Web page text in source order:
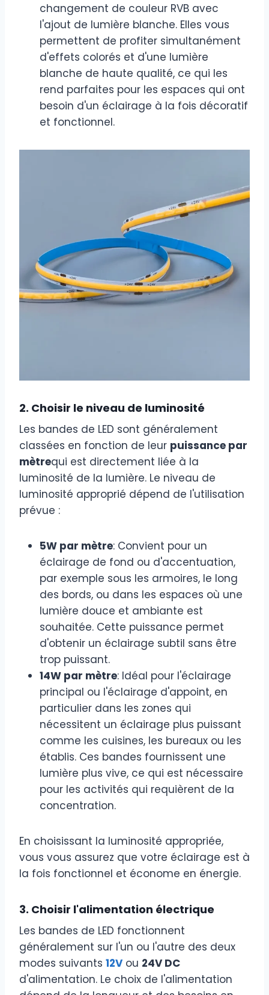
changement de couleur RVB avec
l'ajout de lumière blanche. Elles vous
permettent de profiter simultanément
d'effets colorés et d'une lumière
blanche de haute qualité, ce qui les
rend parfaites pour les espaces qui ont
besoin d'un éclairage à la fois décoratif
et fonctionnel.
2. Choisir le niveau de luminosité
Les bandes de LED sont généralement
classées en fonction de leur puissance par
mètrequi est directement liée à la
luminosité de la lumière. Le niveau de
luminosité approprié dépend de l'utilisation
prévue :
5W par mètre: Convient pour un
éclairage de fond ou d'accentuation,
par exemple sous les armoires, le long
des bords, ou dans les espaces où une
lumière douce et ambiante est
souhaitée. Cette puissance permet
d'obtenir un éclairage subtil sans être
trop puissant.
14W par mètre: Idéal pour l'éclairage
principal ou l'éclairage d'appoint, en
particulier dans les zones qui
nécessitent un éclairage plus puissant
comme les cuisines, les bureaux ou les
établis. Ces bandes fournissent une
lumière plus vive, ce qui est nécessaire
pour les activités qui requièrent de la
concentration.
En choisissant la luminosité appropriée,
vous vous assurez que votre éclairage est à
la fois fonctionnel et économe en énergie.
3. Choisir l'alimentation électrique
Les bandes de LED fonctionnent
généralement sur l'un ou l'autre des deux
modes suivants 12V ou 24V DC
d'alimentation. Le choix de l'alimentation